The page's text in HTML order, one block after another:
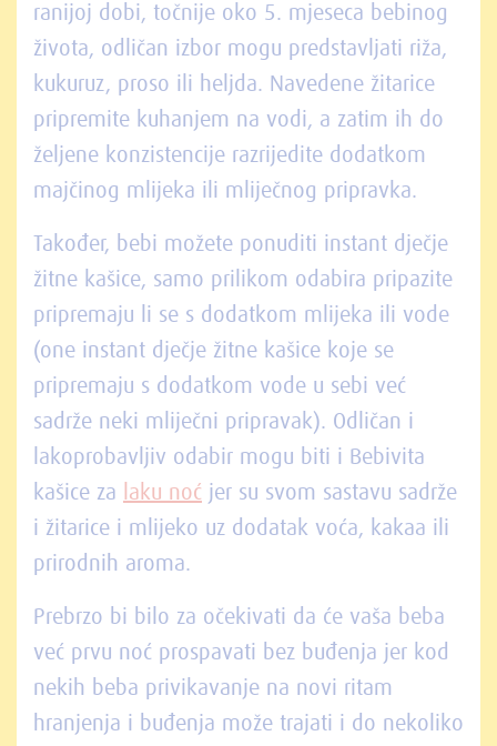
ranijoj dobi, točnije oko 5. mjeseca bebinog
života, odličan izbor mogu predstavljati riža,
kukuruz, proso ili heljda. Navedene žitarice
pripremite kuhanjem na vodi, a zatim ih do
željene konzistencije razrijedite dodatkom
majčinog mlijeka ili mliječnog pripravka.
Također, bebi možete ponuditi instant dječje
žitne kašice, samo prilikom odabira pripazite
pripremaju li se s dodatkom mlijeka ili vode
(one instant dječje žitne kašice koje se
pripremaju s dodatkom vode u sebi već
sadrže neki mliječni pripravak). Odličan i
lakoprobavljiv odabir mogu biti i Bebivita
kašice za
laku noć jer su svom sastavu sadrže
i žitarice i mlijeko uz dodatak voća, kakaa ili
prirodnih aroma.
Prebrzo bi bilo za očekivati da će vaša beba
već prvu noć prospavati bez buđenja jer kod
nekih beba privikavanje na novi ritam
hranjenja i buđenja može trajati i do nekoliko